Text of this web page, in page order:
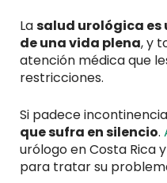
Lasalud urológica
de una vida plena, y
atención médica que
restricciones.
Si padece
que sufra en silencio.
urólogo en Costa Rica
para tratar su